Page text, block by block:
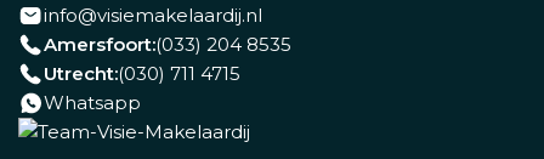
info@visiemakelaardij.nl
Amersfoort:(033) 204 8535
Utrecht:(030) 711 4715
Whatsapp